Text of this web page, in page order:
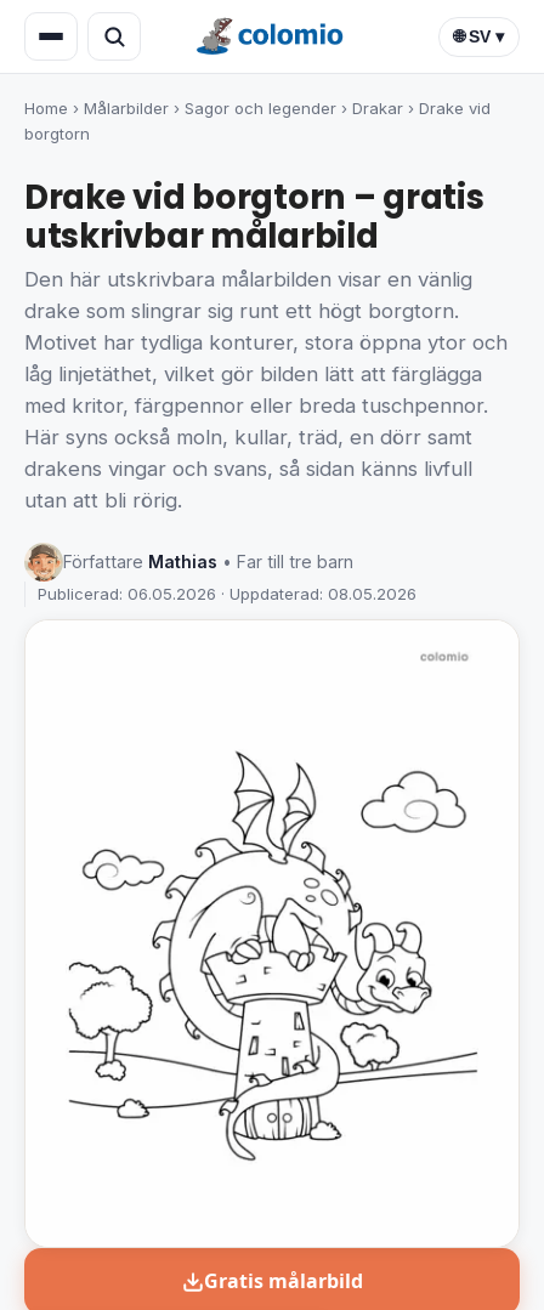
🌐 SV ▾
Home › Målarbilder › Sagor och legender › Drakar › Drake vid
borgtorn
Drake vid borgtorn – gratis
utskrivbar målarbild
Den här utskrivbara målarbilden visar en vänlig
drake som slingrar sig runt ett högt borgtorn.
Motivet har tydliga konturer, stora öppna ytor och
låg linjetäthet, vilket gör bilden lätt att färglägga
med kritor, färgpennor eller breda tuschpennor.
Här syns också moln, kullar, träd, en dörr samt
drakens vingar och svans, så sidan känns livfull
utan att bli rörig.
Författare Mathias • Far till tre barn
Publicerad: 06.05.2026 · Uppdaterad: 08.05.2026
Gratis målarbild